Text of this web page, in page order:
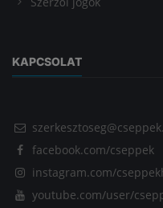
KAPCSOLAT
facebook.com/cseppek
instagram.com/
youtube.com/user/